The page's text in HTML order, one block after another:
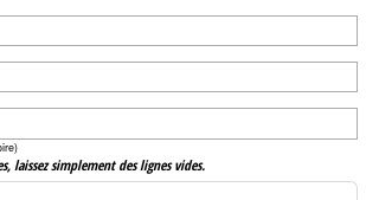
laissez simplement des lignes vides.